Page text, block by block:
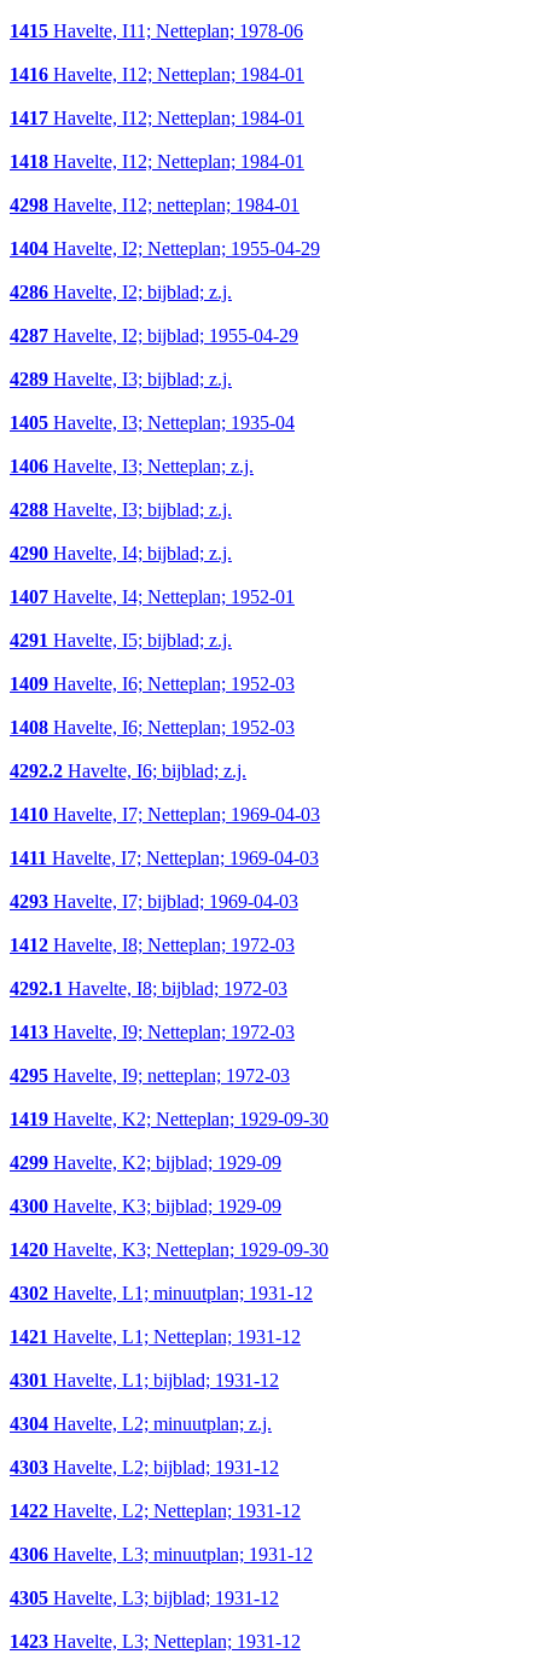
1415 Havelte, I11; Netteplan; 1978-06
1416 Havelte, I12; Netteplan; 1984-01
1417 Havelte, I12; Netteplan; 1984-01
1418 Havelte, I12; Netteplan; 1984-01
4298 Havelte, I12; netteplan; 1984-01
1404 Havelte, I2; Netteplan; 1955-04-29
4286 Havelte, I2; bijblad; z.j.
4287 Havelte, I2; bijblad; 1955-04-29
4289 Havelte, I3; bijblad; z.j.
1405 Havelte, I3; Netteplan; 1935-04
1406 Havelte, I3; Netteplan; z.j.
4288 Havelte, I3; bijblad; z.j.
4290 Havelte, I4; bijblad; z.j.
1407 Havelte, I4; Netteplan; 1952-01
4291 Havelte, I5; bijblad; z.j.
1409 Havelte, I6; Netteplan; 1952-03
1408 Havelte, I6; Netteplan; 1952-03
4292.2 Havelte, I6; bijblad; z.j.
1410 Havelte, I7; Netteplan; 1969-04-03
1411 Havelte, I7; Netteplan; 1969-04-03
4293 Havelte, I7; bijblad; 1969-04-03
1412 Havelte, I8; Netteplan; 1972-03
4292.1 Havelte, I8; bijblad; 1972-03
1413 Havelte, I9; Netteplan; 1972-03
4295 Havelte, I9; netteplan; 1972-03
1419 Havelte, K2; Netteplan; 1929-09-30
4299 Havelte, K2; bijblad; 1929-09
4300 Havelte, K3; bijblad; 1929-09
1420 Havelte, K3; Netteplan; 1929-09-30
4302 Havelte, L1; minuutplan; 1931-12
1421 Havelte, L1; Netteplan; 1931-12
4301 Havelte, L1; bijblad; 1931-12
4304 Havelte, L2; minuutplan; z.j.
4303 Havelte, L2; bijblad; 1931-12
1422 Havelte, L2; Netteplan; 1931-12
4306 Havelte, L3; minuutplan; 1931-12
4305 Havelte, L3; bijblad; 1931-12
1423 Havelte, L3; Netteplan; 1931-12